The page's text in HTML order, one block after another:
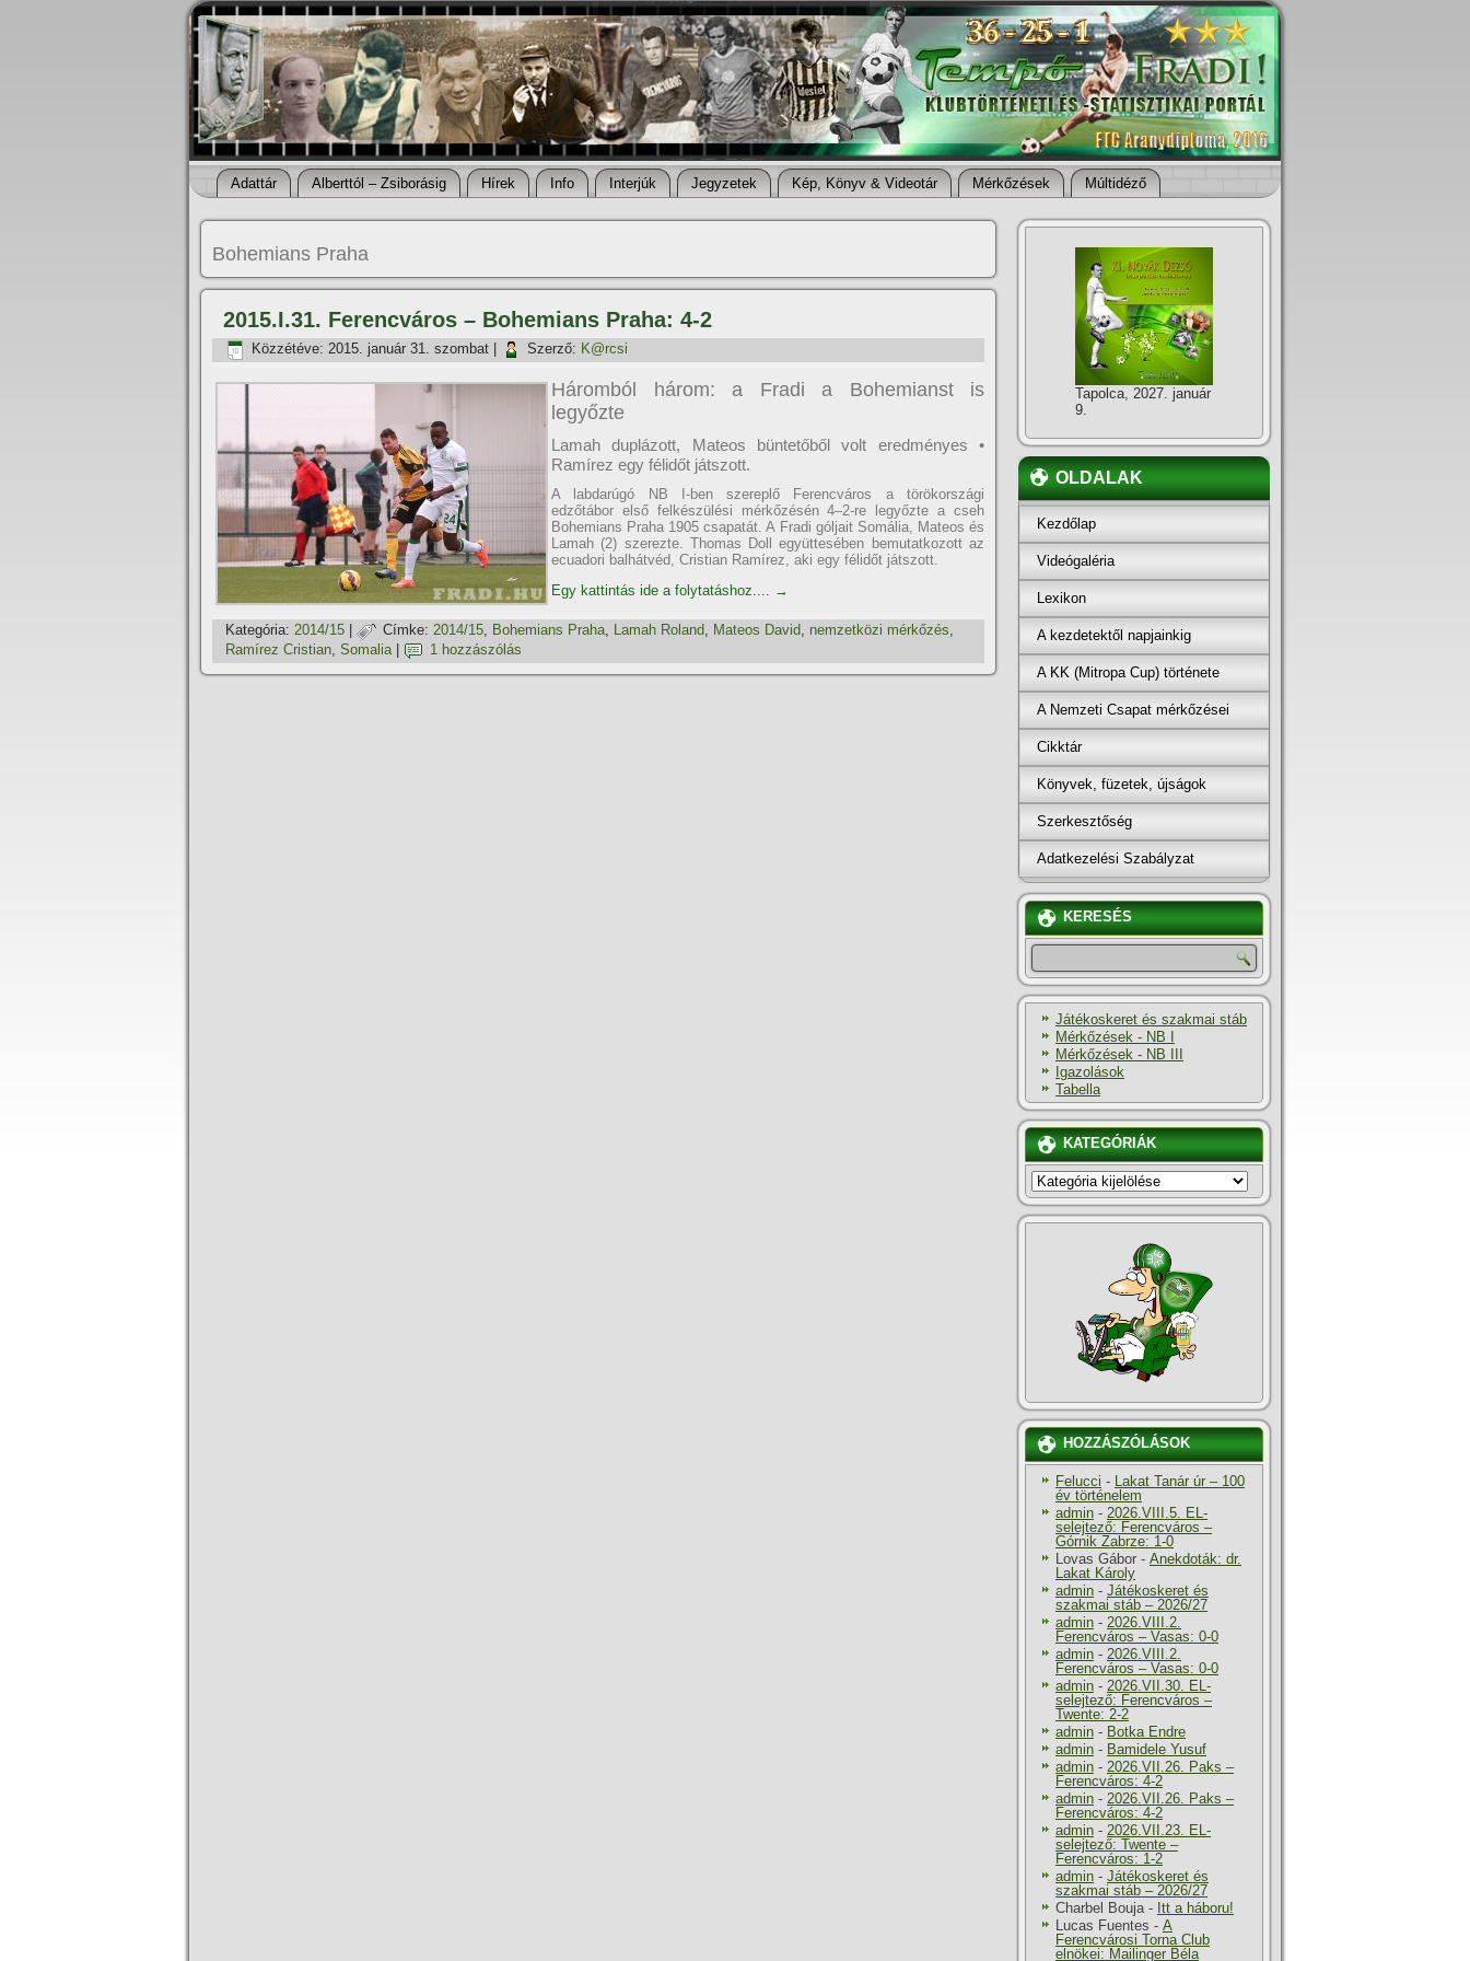
Adattár Alberttól – Zsiborásig Hí­rek Info Interjúk Jegyzetek Kép, Könyv & Videotár Mérkőzések Múltidéző
Bohemians Praha
2015.I.31. Ferencváros – Bohemians Praha: 4-2
Közzétéve: 2015. január 31. szombat Szerző: K@rcsi
Háromból három: a Fradi a Bohemianst is
legyőzte
Lamah duplázott, Mateos büntetőből volt eredményes •
Ramí­rez egy félidőt játszott.
A labdarúgó NB I-ben szereplő Ferencváros a törökországi
edzőtábor első felkészülési mérkőzésén 4–2-re legyőzte a cseh
Bohemians Praha 1905 csapatát. A Fradi góljait Somália, Mateos és
Lamah (2) szerezte. Thomas Doll együttesében bemutatkozott az
ecuadori balhátvéd, Cristian Ramí­rez, aki egy félidőt játszott.
Egy kattintás ide a folytatáshoz.... →
Kategória: 2014/15 Címke: 2014/15, Bohemians Praha, Lamah Roland, Mateos David, nemzetközi mérkőzés,
Ramí­rez Cristian, Somalia| 1 hozzászólás
Tapolca, 2027. január
9.
OLDALAK
Kezdőlap
Videógaléria
Lexikon
A kezdetektől napjainkig
A KK (Mitropa Cup) története
A Nemzeti Csapat mérkőzései
Cikktár
Könyvek, füzetek, újságok
Szerkesztőség
Adatkezelési Szabályzat
KERESÉS
Játékoskeret és szakmai stáb
Mérkőzések - NB I
Mérkőzések - NB III
Igazolások
Tabella
KATEGÓRIÁK
KATEGÓRIÁK
HOZZÁSZÓLÁSOK
Felucci - Lakat Tanár úr – 100
év történelem
admin - 2026.VIII.5. EL-
selejtező: Ferencváros –
Górnik Zabrze: 1-0
Lovas Gábor - Anekdoták: dr.
Lakat Károly
admin - Játékoskeret és
szakmai stáb – 2026/27
admin - 2026.VIII.2.
Ferencváros – Vasas: 0-0
admin - 2026.VIII.2.
Ferencváros – Vasas: 0-0
admin - 2026.VII.30. EL-
selejtező: Ferencváros –
Twente: 2-2
admin - Botka Endre
admin - Bamidele Yusuf
admin - 2026.VII.26. Paks –
Ferencváros: 4-2
admin - 2026.VII.26. Paks –
Ferencváros: 4-2
admin - 2026.VII.23. EL-
selejtező: Twente –
Ferencváros: 1-2
admin - Játékoskeret és
szakmai stáb – 2026/27
Charbel Bouja- Itt a háboru!
Lucas Fuentes - A
Ferencvárosi Torna Club
elnökei: Mailinger Béla